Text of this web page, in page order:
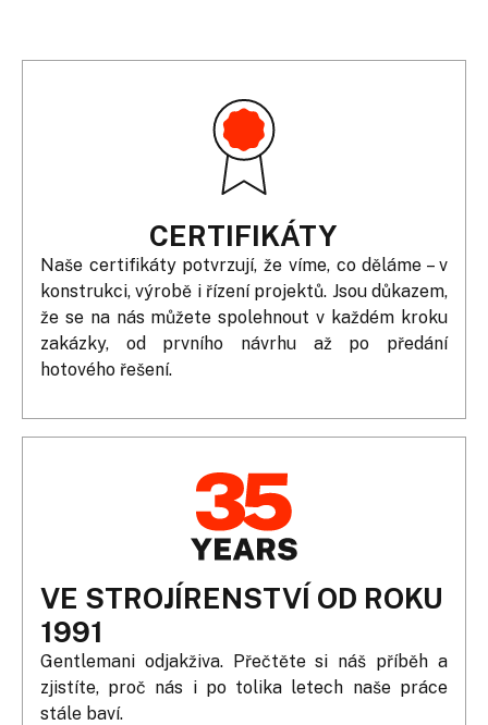
CERTIFIKÁTY
Naše certifikáty potvrzují, že víme, co děláme – v
konstrukci, výrobě i řízení projektů. Jsou důkazem,
že se na nás můžete spolehnout v každém kroku
zakázky, od prvního návrhu až po předání
hotového řešení.
VE STROJÍRENSTVÍ OD ROKU
1991
Gentlemani odjakživa. Přečtěte si náš příběh a
zjistíte, proč nás i po tolika letech naše práce
stále baví.